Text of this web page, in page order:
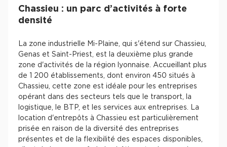
Chassieu : un parc d’activités à forte
densité
La zone industrielle Mi-Plaine, qui s'étend sur Chassieu,
Genas et Saint-Priest, est la deuxième plus grande
zone d'activités de la région lyonnaise. Accueillant plus
de 1 200 établissements, dont environ 450 situés à
Chassieu, cette zone est idéale pour les entreprises
opérant dans des secteurs tels que le transport, la
logistique, le BTP, et les services aux entreprises. La
location d'entrepôts à Chassieu est particulièrement
prisée en raison de la diversité des entreprises
présentes et de la flexibilité des espaces disponibles,